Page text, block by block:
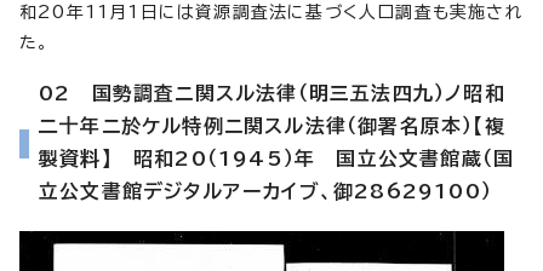
和20年11月1日には資源調査法に基づく人口調査も実施され
た。
02 国勢調査ニ関スル法律（明三五法四九）ノ昭和
二十年ニ於ケル特例ニ関スル法律（御署名原本）【複
製資料】 昭和20（1945）年 国立公文書館蔵（国
立公文書館デジタルアーカイブ、御28629100）